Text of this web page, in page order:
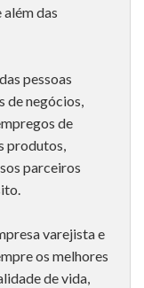
das
pessoas
de negócios,
de
produtos,
parceiros
varejista e
os melhores
de vida,